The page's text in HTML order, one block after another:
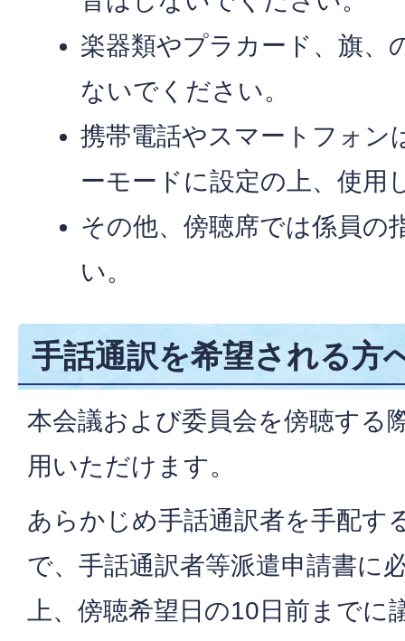
楽器類やプラカード、旗、
ないでください。
携帯電話やスマートフォン
ーモードに設定の上、使用
その他、傍聴席では係員の
い。
手話通訳を希望される方
本会議および委員会を傍聴する
用いただけます。
あらかじめ手話通訳者を手配す
で、手話通訳者等派遣申請書に
上、傍聴希望日の10日前まで